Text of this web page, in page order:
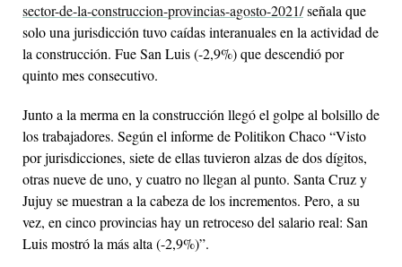
sector-de-la-construccion-provincias-agosto-2021/señala que
solo una jurisdicción tuvo caídas interanuales en la actividad de
la construcción. Fue San Luis (-2,9%) que descendió por
quinto mes consecutivo.
Junto a la merma en la construcción llegó el golpe al bolsillo de
los trabajadores. Según el informe de Politikon Chaco “Visto
por jurisdicciones, siete de ellas tuvieron alzas de dos dígitos,
otras nueve de uno, y cuatro no llegan al punto. Santa Cruz y
Jujuy se muestran a la cabeza de los incrementos. Pero, a su
vez, en cinco provincias hay un retroceso del salario real: San
Luis mostró la más alta (-2,9%)”.